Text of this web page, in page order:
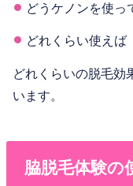
どうケノンを使っ
どれくらい使えば
どれくらいの脱毛効
います。
脇脱毛体験の